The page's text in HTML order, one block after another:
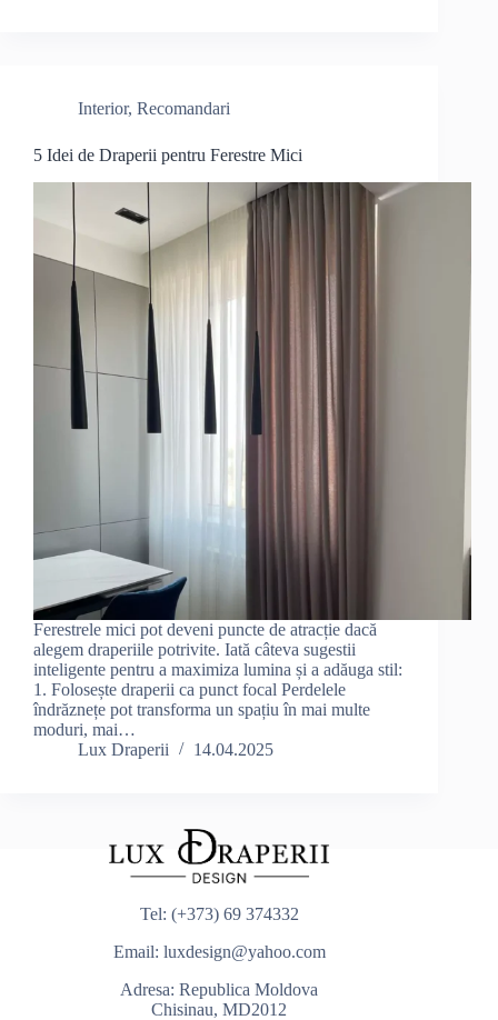
Interior, Recomandari
5 Idei de Draperii pentru Ferestre Mici
Ferestrele mici pot deveni puncte de atracție dacă
alegem draperiile potrivite. Iată câteva sugestii
inteligente pentru a maximiza lumina și a adăuga stil:
1. Folosește draperii ca punct focal Perdelele
îndrăznețe pot transforma un spațiu în mai multe
moduri, mai…
Lux Draperii
14.04.2025
Tel: (+373) 69 374332
Email: luxdesign@yahoo.com
Adresa: Republica Moldova
Chisinau, MD2012